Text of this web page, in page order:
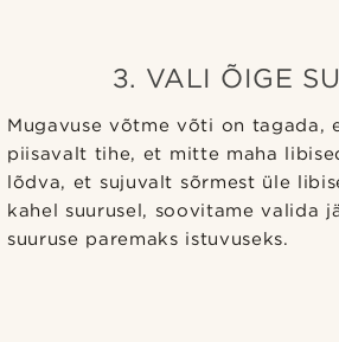
3. VALI ÕIGE
Mugavuse võtme võti on tagada,
piisavalt tihe, et mitte maha
lõdva, et sujuvalt sõrmest üle
kahel suurusel, soovitame valida
suuruse paremaks istuvuseks.